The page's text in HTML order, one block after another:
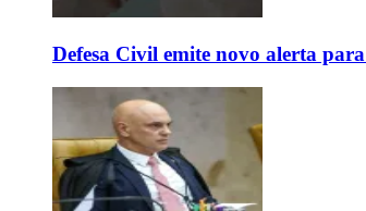
Defesa Civil emite novo alerta